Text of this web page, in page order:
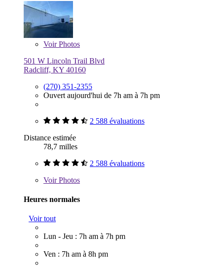
VoirPhotos
501 W Lincoln Trail Blvd
Radcliff, KY 40160
(270) 351-2355
Ouvert aujourd'hui de 7h am à 7h pm
2 588 évaluations
Distance estimée
78,7 milles
2 588 évaluations
VoirPhotos
Heures normales
Voir tout
Lun - Jeu : 7h am à 7h pm
Ven : 7h am à 8h pm